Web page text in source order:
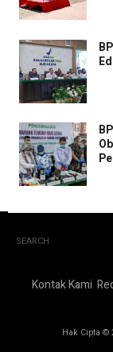
SEARCH
Kontak Kami
Hak Cipta ©